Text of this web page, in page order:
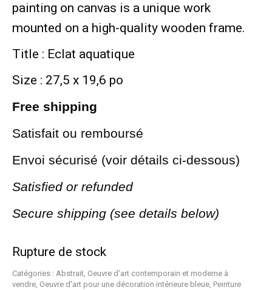
painting on canvas is a unique work
mounted on a high-quality wooden frame.
Title : Eclat aquatique
Size : 27,5 x 19,6 po
Free shipping
Satisfait ou remboursé
Envoi sécurisé (voir détails ci-dessous)
Satisfied or refunded
Secure shipping (see details below)
Rupture de stock
Catégories : Abstrait, Oeuvre d'art contemporain et moderne à
vendre, Oeuvre d'art pour une décoration intérieure bleue, Peinture